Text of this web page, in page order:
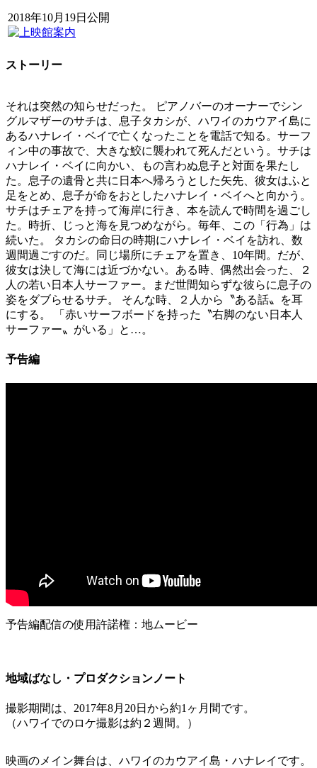
2018年10月19日公開
ストーリー
それは突然の知らせだった。 ピアノバーのオーナーでシン
グルマザーのサチは、息子タカシが、ハワイのカウアイ島に
あるハナレイ・ベイで亡くなったことを電話で知る。サーフ
ィン中の事故で、大きな鮫に襲われて死んだという。サチは
ハナレイ・ベイに向かい、もの言わぬ息子と対面を果たし
た。息子の遺骨と共に日本へ帰ろうとした矢先、彼女はふと
足をとめ、息子が命をおとしたハナレイ・ベイへと向かう。
サチはチェアを持って海岸に行き、本を読んで時間を過ごし
た。時折、じっと海を見つめながら。毎年、この「行為」は
続いた。 タカシの命日の時期にハナレイ・ベイを訪れ、数
週間過ごすのだ。同じ場所にチェアを置き、10年間。だが、
彼女は決して海には近づかない。ある時、偶然出会った、２
人の若い日本人サーファー。まだ世間知らずな彼らに息子の
姿をダブらせるサチ。 そんな時、２人から〝ある話〟を耳
にする。 「赤いサーフボードを持った〝右脚のない日本人
サーファー〟がいる」と…。
予告編
予告編配信の使用許諾権：地ムービー
地域ばなし・プロダクションノート
撮影期間は、2017年8月20日から約1ヶ月間です。
（ハワイでのロケ撮影は約２週間。）
映画のメイン舞台は、ハワイのカウアイ島・ハナレイです。